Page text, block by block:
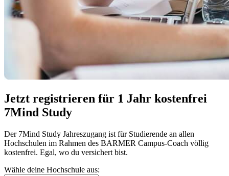
Jetzt registrieren für 1 Jahr kostenfrei
7Mind Study
Der 7Mind Study Jahreszugang ist für Studierende an allen
Hochschulen im Rahmen des BARMER Campus-Coach völlig
kostenfrei. Egal, wo du versichert bist.
Wähle deine Hochschule aus: